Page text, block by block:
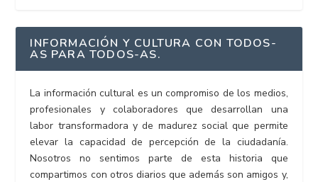
INFORMACIÓN Y CULTURA CON TODOS-
AS PARA TODOS-AS.
La información cultural es un compromiso de los medios,
profesionales y colaboradores que desarrollan una
labor transformadora y de madurez social que permite
elevar la capacidad de percepción de la ciudadanía.
Nosotros no sentimos parte de esta historia que
compartimos con otros diarios que además son amigos y,